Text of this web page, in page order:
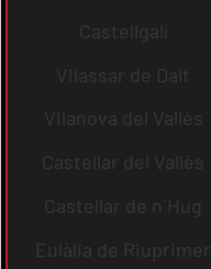
Castellgalí
Vilassar de Dalt
Vilanova del Vallès
Castellar del Vallès
Castellar de n´Hug
Eulàlia de Riuprimer